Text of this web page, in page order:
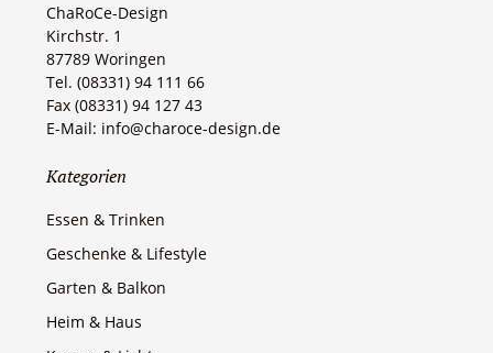
ChaRoCe-Design
Kirchstr. 1
87789 Woringen​
Tel. (08331) 94 111 66
Fax (08331) 94 127 43
E-Mail: info@charoce-design.de
Kategorien
Essen & Trinken
Geschenke & Lifestyle
Garten & Balkon
Heim & Haus